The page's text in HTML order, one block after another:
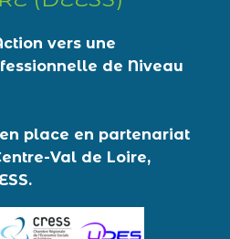
vers une
de Niveau
place en partenariat
Val de Loire,